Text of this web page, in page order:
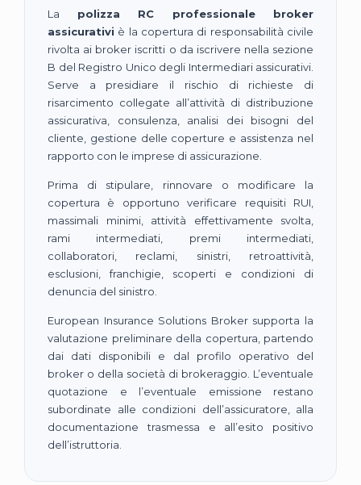
La polizza RC professionale broker
assicurativi è la copertura di responsabilità civile
rivolta ai broker iscritti o da iscrivere nella sezione
B del Registro Unico degli Intermediari assicurativi.
Serve a presidiare il rischio di richieste di
risarcimento collegate all’attività di distribuzione
assicurativa, consulenza, analisi dei bisogni del
cliente, gestione delle coperture e assistenza nel
rapporto con le imprese di assicurazione.
Prima di stipulare, rinnovare o modificare la
copertura è opportuno verificare requisiti RUI,
massimali minimi, attività effettivamente svolta,
rami intermediati, premi intermediati,
collaboratori, reclami, sinistri, retroattività,
esclusioni, franchigie, scoperti e condizioni di
denuncia del sinistro.
European Insurance Solutions Broker supporta la
valutazione preliminare della copertura, partendo
dai dati disponibili e dal profilo operativo del
broker o della società di brokeraggio. L’eventuale
quotazione e l’eventuale emissione restano
subordinate alle condizioni dell’assicuratore, alla
documentazione trasmessa e all’esito positivo
dell’istruttoria.